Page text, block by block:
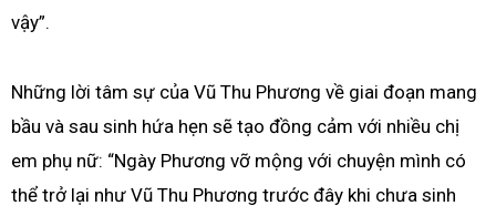
vậy”.
Những lời tâm sự của Vũ Thu Phương về giai đoạn mang
bầu và sau sinh hứa hẹn sẽ tạo đồng cảm với nhiều chị
em phụ nữ: “Ngày Phương vỡ mộng với chuyện mình có
thể trở lại như Vũ Thu Phương trước đây khi chưa sinh